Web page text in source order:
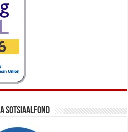
Sotsiaalfond